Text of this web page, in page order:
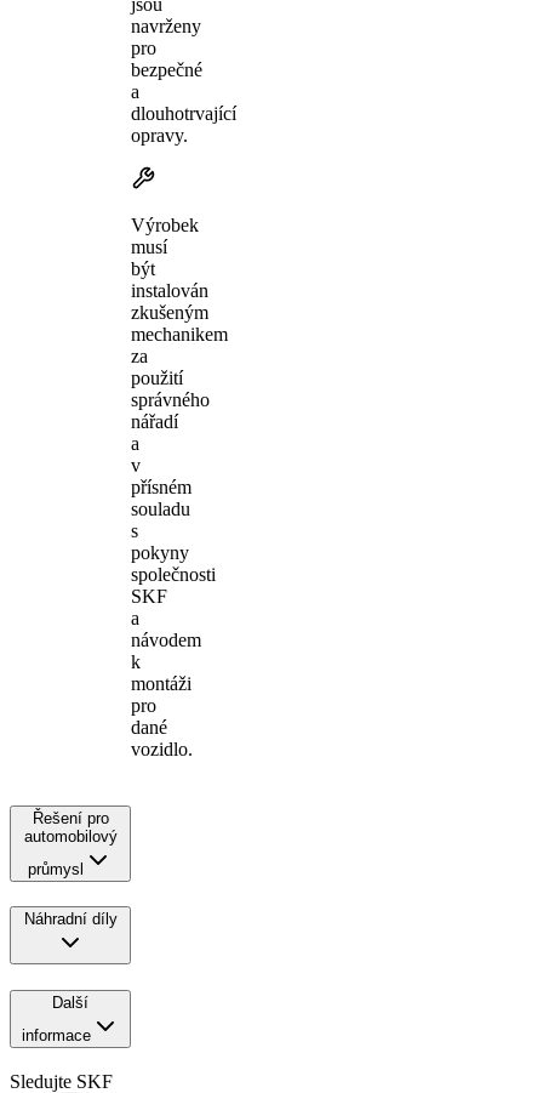
navrženy
pro
bezpečné
a
dlouhotrvající
opravy.
Výrobek
musí
být
instalován
zkušeným
mechanikem
za
použití
správného
nářadí
a
v
přísném
souladu
s
pokyny
společnosti
SKF
a
návodem
k
montáži
pro
dané
vozidlo.
Řešení pro
automobilový
průmysl
Náhradní díly
Další
informace
Sledujte SKF